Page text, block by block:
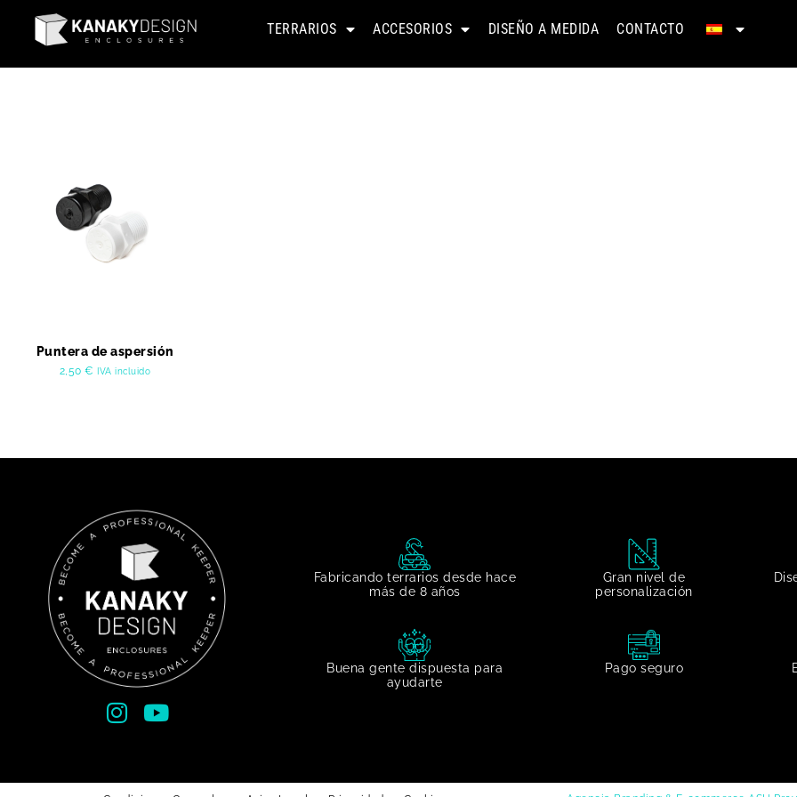
TERRARIOS ACCESORIOS DISEÑO A MEDIDA CONTACTO
Puntera de aspersión
2,50€ IVA incluido
Fabricando terrarios desde hace
más de 8 años
Gran nivel de
personalización​
Buena gente dispuesta para
ayudarte​
Pago seguro